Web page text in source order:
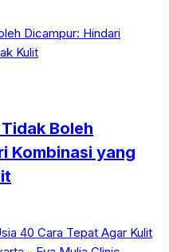
Boleh
Kombinasi yang